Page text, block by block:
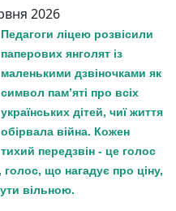
2026
Педагоги ліцею розвісили
паперових янголят із
маленькими дзвіночками як
символ пам’яті про всіх
українських дітей, чиї життя
обірвала війна. Кожен
тихий передзвін - це голос
що нагадує про ціну,
вільною.